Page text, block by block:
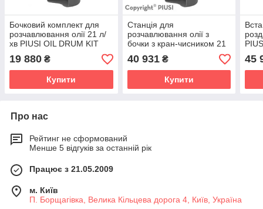
Бочковий комплект для
розчавлювання олії 21 л/
хв PIUSI OIL DRUM KIT
200 3.5 W/O
19 880 ₴
Купити
Станція для
розчавлювання олії з
бочки з кран-чисником 21
л/хв PIUSI OIL DRUM KIT
200 3.5 W/O METER
40 931₴
Купити
3.5
45
Про нас
Рейтинг не сформований
Менше 5 відгуків за останній рік
Працює з 21.05.2009
м. Київ
П. Борщагівка, Велика Кільцева дорога 4, Київ, Україна